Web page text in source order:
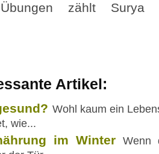
Übungen zählt
Artikel:
Wohl kaum ein
wie...
im Winter Wenn